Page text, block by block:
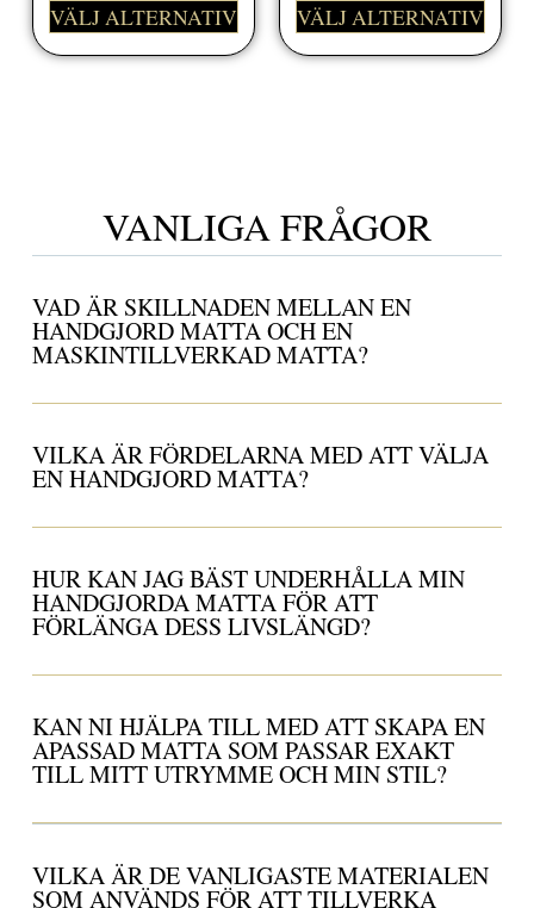
VÄLJ ALTERNATIV VÄLJ ALTERNATIV
VANLIGA FRÅGOR
VAD ÄR SKILLNADEN MELLAN EN
HANDGJORD MATTA OCH EN
MASKINTILLVERKAD MATTA?
VILKA ÄR FÖRDELARNA MED ATT VÄLJA
EN HANDGJORD MATTA?
HUR KAN JAG BÄST UNDERHÅLLA MIN
HANDGJORDA MATTA FÖR ATT
FÖRLÄNGA DESS LIVSLÄNGD?
KAN NI HJÄLPA TILL MED ATT SKAPA EN
APASSAD MATTA SOM PASSAR EXAKT
TILL MITT UTRYMME OCH MIN STIL?
VILKA ÄR DE VANLIGASTE MATERIALEN
SOM ANVÄNDS FÖR ATT TILLVERKA